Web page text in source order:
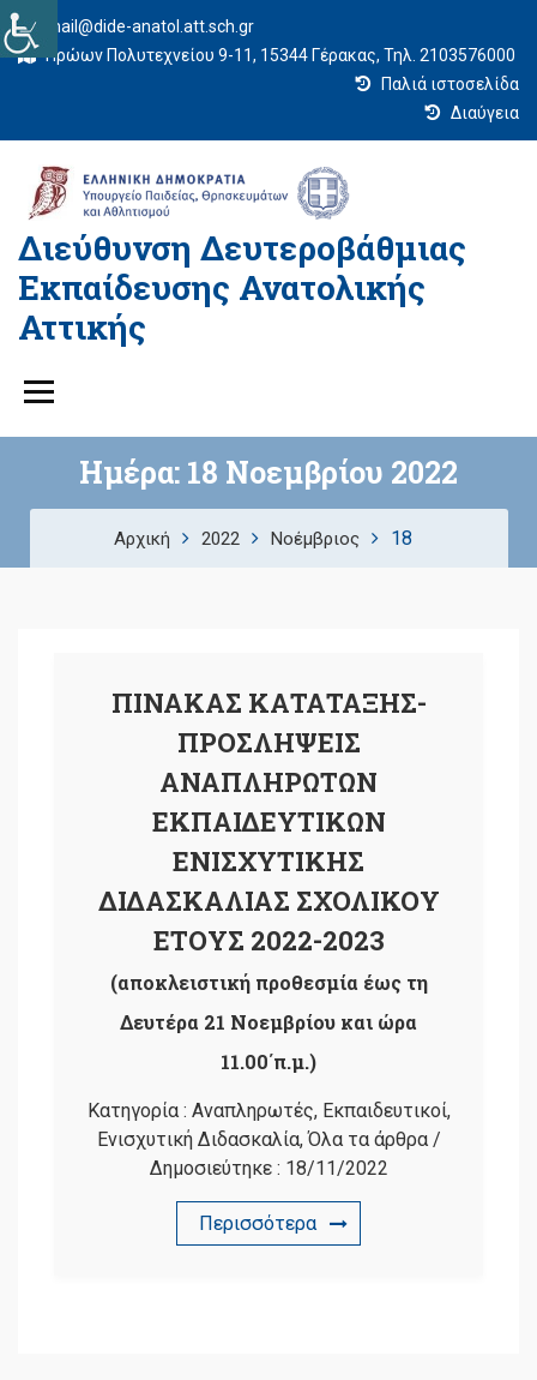
mail@dide-anatol.att.sch.gr
Ηρώων Πολυτεχνείου 9-11, 15344 Γέρακας, Τηλ. 2103576000
Παλιά ιστοσελίδα
Διαύγεια
Διεύθυνση Δευτεροβάθμιας
Εκπαίδευσης Ανατολικής
Αττικής
Ημέρα: 18 Νοεμβρίου 2022
Αρχική 2022 Νοέμβριος 18
ΠΙΝΑΚΑΣ ΚΑΤΑΤΑΞΗΣ-
ΠΡΟΣΛΗΨΕΙΣ
ΑΝΑΠΛΗΡΩΤΩΝ
ΕΚΠΑΙΔΕΥΤΙΚΩΝ
ΕΝΙΣΧΥΤΙΚΗΣ
ΔΙΔΑΣΚΑΛΙΑΣ ΣΧΟΛΙΚΟΥ
ΕΤΟΥΣ 2022-2023
(αποκλειστική προθεσμία έως τη
Δευτέρα 21 Νοεμβρίου και ώρα
11.00΄π.μ.)
Κατηγορία : Αναπληρωτές, Εκπαιδευτικοί,
Ενισχυτική Διδασκαλία,Όλα τα άρθρα/
Δημοσιεύτηκε : 18/11/2022
Περισσότερα